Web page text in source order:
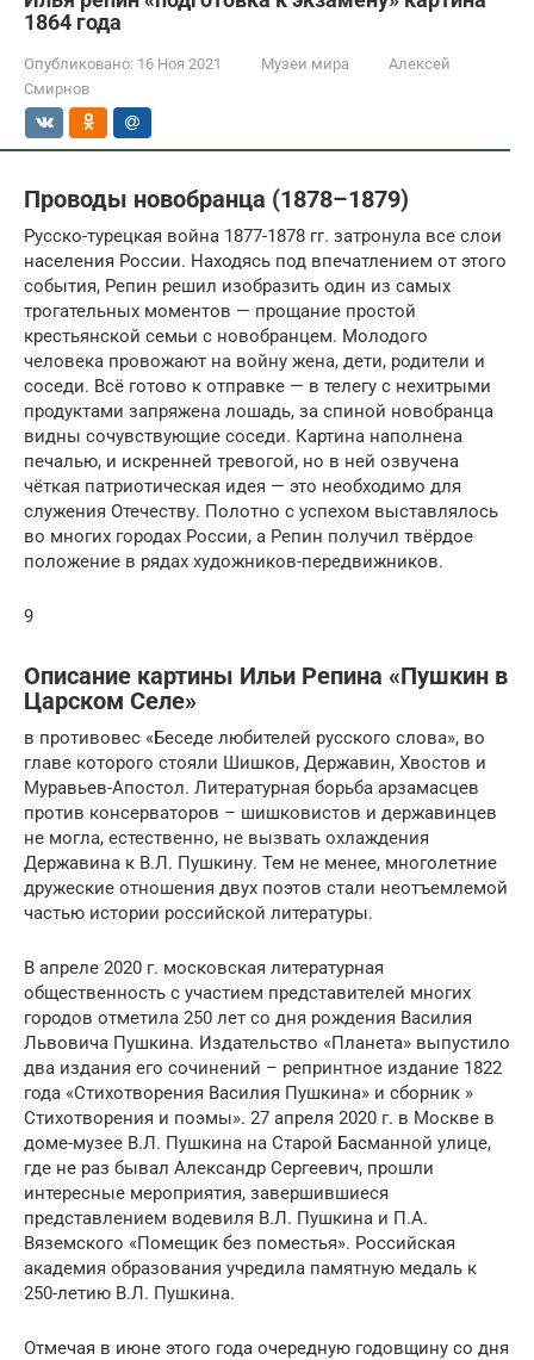
1864 года
Опубликовано: 16 Ноя 2021 Музеи мира
Алексей
Смирнов
Проводы новобранца (1878–1879)
Русско-турецкая война 1877-1878 гг. затронула все слои
населения России. Находясь под впечатлением от этого
события, Репин решил изобразить один из самых
трогательных моментов — прощание простой
крестьянской семьи с новобранцем. Молодого
человека провожают на войну жена, дети, родители и
соседи. Всё готово к отправке — в телегу с нехитрыми
продуктами запряжена лошадь, за спиной новобранца
видны сочувствующие соседи. Картина наполнена
печалью, и искренней тревогой, но в ней озвучена
чёткая патриотическая идея — это необходимо для
служения Отечеству. Полотно с успехом выставлялось
во многих городах России, а Репин получил твёрдое
положение в рядах художников-передвижников.
9
Описание картины Ильи Репина «Пушкин в
Царском Селе»
в противовес «Беседе любителей русского слова», во
главе которого стояли Шишков, Державин, Хвостов и
Муравьев-Апостол. Литературная борьба арзамасцев
против консерваторов – шишковистов и державинцев
не могла, естественно, не вызвать охлаждения
Державина к В.Л. Пушкину. Тем не менее, многолетние
дружеские отношения двух поэтов стали неотъемлемой
частью истории российской литературы.
В апреле 2020 г. московская литературная
общественность с участием представителей многих
городов отметила 250 лет со дня рождения Василия
Львовича Пушкина. Издательство «Планета» выпустило
два издания его сочинений – репринтное издание 1822
года «Стихотворения Василия Пушкина» и сборник »
Стихотворения и поэмы». 27 апреля 2020 г. в Москве в
доме-музее В.Л. Пушкина на Старой Басманной улице,
где не раз бывал Александр Сергеевич, прошли
интересные мероприятия, завершившиеся
представлением водевиля В.Л. Пушкина и П.А.
Вяземского «Помещик без поместья». Российская
академия образования учредила памятную медаль к
250-летию В.Л. Пушкина.
Отмечая в июне этого года очередную годовщину со дня